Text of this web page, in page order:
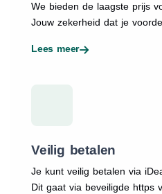
We bieden de laagste prijs
Jouw zekerheid dat je
Lees meer
Veilig betalen
Je kunt veilig betalen via
Dit gaat via beveiligde https